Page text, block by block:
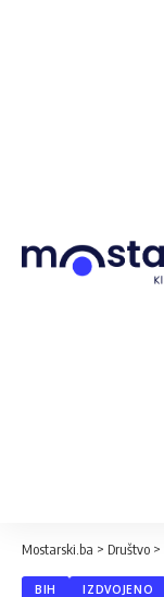
Mostarski.ba > Društvo >
BIH IZDVOJENO